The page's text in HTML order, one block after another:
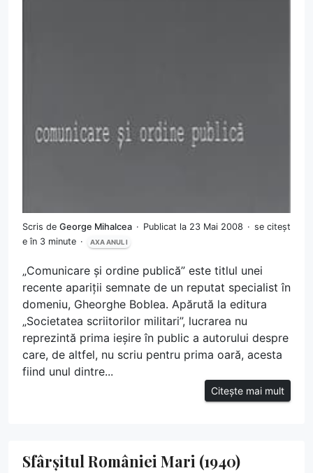
Scris de George Mihalcea Publicat la 23 Mai 2008
se citeșt
e în 3 minute
AXA ANUL I
„Comunicare și ordine publică” este titlul unei
recente apariții semnate de un reputat specialist în
domeniu, Gheorghe Boblea. Apărută la editura
„Societatea scriitorilor militari”, lucrarea nu
reprezintă prima ieșire în public a autorului despre
care, de altfel, nu scriu pentru prima oară, acesta
fiind unul dintre...
Citește mai mult
Sfârșitul României Mari (1940)